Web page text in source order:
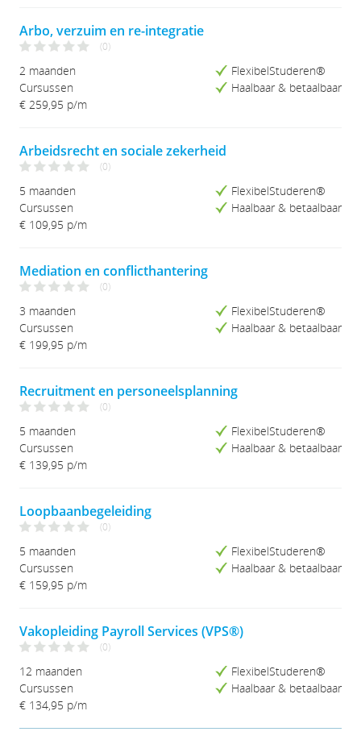
Arbo, verzuim en re-integratie
(0)
2 maanden
Cursussen
€ 259,95 p/m
FlexibelStuderen®
Haalbaar & betaalbaar
Arbeidsrecht en sociale zekerheid
(0)
5 maanden
Cursussen
€ 109,95 p/m
FlexibelStuderen®
Haalbaar & betaalbaar
Mediation en conflicthantering
(0)
3 maanden
Cursussen
€ 199,95 p/m
FlexibelStuderen®
Haalbaar & betaalbaar
Recruitment en personeelsplanning
(0)
5 maanden
Cursussen
€ 139,95 p/m
FlexibelStuderen®
Haalbaar & betaalbaar
Loopbaanbegeleiding
(0)
5 maanden
Cursussen
€ 159,95 p/m
FlexibelStuderen®
Haalbaar & betaalbaar
Vakopleiding Payroll Services (VPS®)
(0)
12 maanden
Cursussen
€ 134,95 p/m
FlexibelStuderen®
Haalbaar & betaalbaar